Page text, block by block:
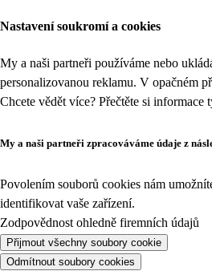
Nastavení soukromí a cookies
My a naši partneři používáme nebo
personalizovanou reklamu. V opačném
Chcete vědět více? Přečtěte si informace
My a naši partneři zpracováváme údaje z
Povolením souborů cookies nám
identifikovat vaše zařízení.
Zodpovědnost ohledně firemních údajů
Přijmout všechny soubory cookie
Odmítnout soubory cookies